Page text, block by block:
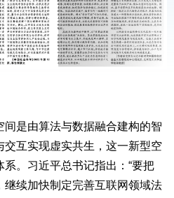
是由算法与数据融合建构的智
互实现虚实共生，这一新型空
。习近平总书记指出：“要把
续加快制定完善互联网领域法